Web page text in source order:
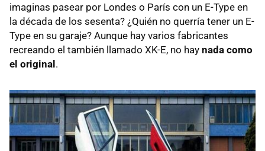
imaginas pasear por Londes o París con un E-Type en
la década de los sesenta? ¿Quién no querría tener un E-
Type en su garaje? Aunque hay varios fabricantes
recreando el también llamado XK-E, no hay nada como
el original .